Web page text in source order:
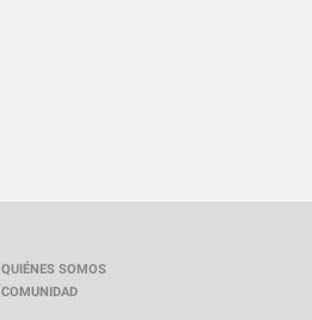
QUIÉNES SOMOS
COMUNIDAD